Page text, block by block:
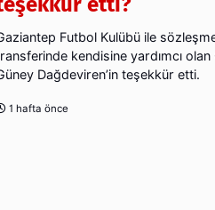
Futbol Kulübü ile
kendisine yardımcı olan
Dağdeviren’in teşekkür etti.
1 hafta önce